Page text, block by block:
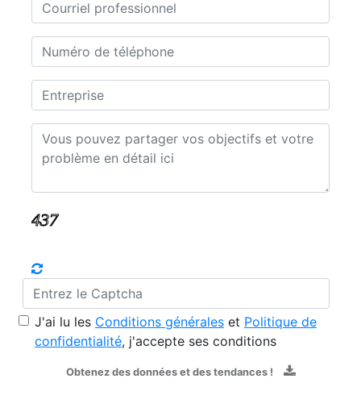
J'ai lu les Conditions générales et Politique de
confidentialité, j'accepte ses conditions
Obtenez des données et des tendances !